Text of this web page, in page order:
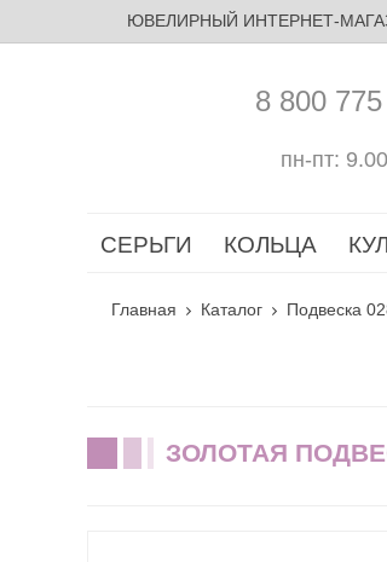
ЮВЕЛИРНЫЙ ИНТЕРНЕТ-
8 800
пн-пт:
СЕРЬГИ КОЛЬЦА
Главная Каталог Подвеска
ЗОЛОТАЯ